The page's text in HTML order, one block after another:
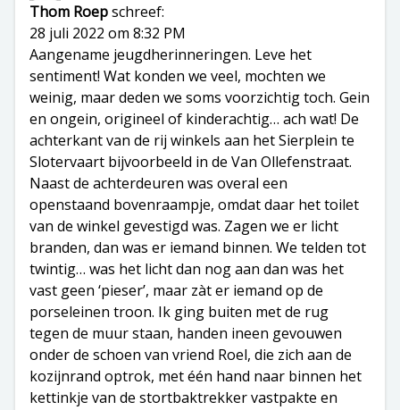
Thom Roepschreef:
28 juli 2022 om 8:32 PM
Aangename jeugdherinneringen. Leve het
sentiment! Wat konden we veel, mochten we
weinig, maar deden we soms voorzichtig toch. Gein
en ongein, origineel of kinderachtig… ach wat! De
achterkant van de rij winkels aan het Sierplein te
Slotervaart bijvoorbeeld in de Van Ollefenstraat.
Naast de achterdeuren was overal een
openstaand bovenraampje, omdat daar het toilet
van de winkel gevestigd was. Zagen we er licht
branden, dan was er iemand binnen. We telden tot
twintig… was het licht dan nog aan dan was het
vast geen ‘pieser’, maar zàt er iemand op de
porseleinen troon. Ik ging buiten met de rug
tegen de muur staan, handen ineen gevouwen
onder de schoen van vriend Roel, die zich aan de
kozijnrand optrok, met één hand naar binnen het
kettinkje van de stortbaktrekker vastpakte en